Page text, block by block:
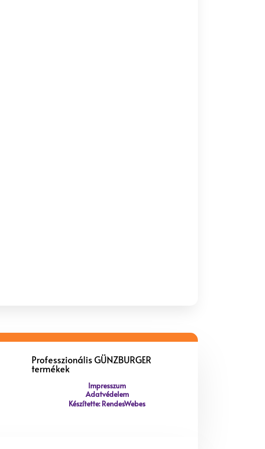
Professzionális GÜNZBURGER
termékek
Impresszum
Adatvédelem
Készítette: RendesWebes